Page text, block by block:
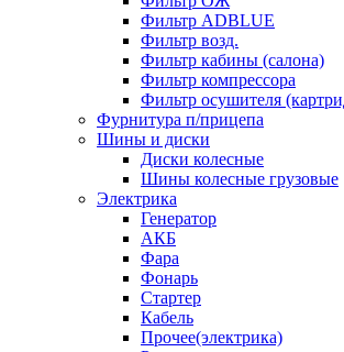
Фильтр ADBLUE
Фильтр возд.
Фильтр кабины (салона)
Фильтр компрессора
Фильтр осушителя
Фурнитура п/прицепа
Шины и диски
Диски колесные
Шины колесные грузовые
Электрика
Генератор
АКБ
Фара
Фонарь
Стартер
Кабель
Прочее(электрика)